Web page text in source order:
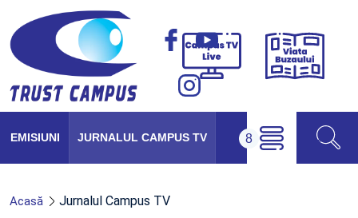
Campus
Viața
EMISIUNI JURNALUL CAMPUS TV
Acasă Jurnalul Campus TV